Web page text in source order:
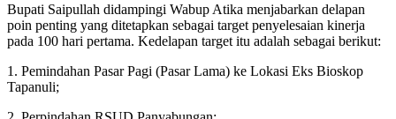
Bupati Saipullah didampingi Wabup Atika menjabarkan delapan
poin penting yang ditetapkan sebagai target penyelesaian kinerja
pada 100 hari pertama. Kedelapan target itu adalah sebagai berikut:
1. Pemindahan Pasar Pagi (Pasar Lama) ke Lokasi Eks Bioskop
Tapanuli;